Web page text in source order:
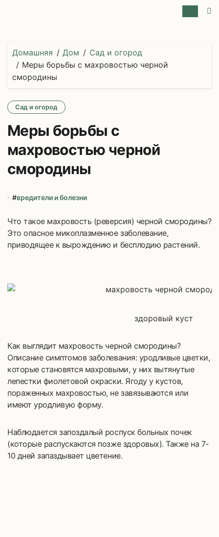
Домашняя Дом
Сад и огород
Меры борьбы с махровостью черной
смородины
Сад и огород
Меры борьбы с
махровостью черной
смородины
#вредители и болезни
Что такое махровость (реверсия) черной смородины?
Это опасное микоплазменное заболевание,
приводящее к вырождению и бесплодию растений.
здоровый куст
Как выглядит махровость черной смородины?
Описание симптомов заболевания: уродливые цветки,
которые становятся махровыми, у них вытянутые
лепестки фиолетовой окраски. Ягоду у кустов,
пораженных махровостью, не завязываются или
имеют уродливую форму.
Наблюдается запоздалый роспуск больных почек
(которые распускаются позже здоровых). Также на 7-
10 дней запаздывает цветение.